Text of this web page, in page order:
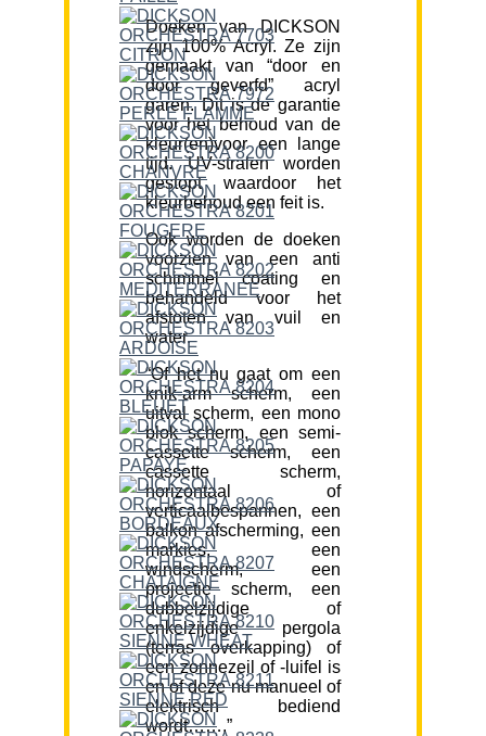
Doeken van DICKSON
zijn 100% Acryl. Ze zijn
gemaakt van “door en
door geverfd” acryl
garen. Dit is de garantie
voor het behoud van de
kleur(en)voor een lange
tijd. UV-stralen worden
gestopt waardoor het
kleurbehoud een feit is.
Ook worden de doeken
voorzien van een anti
schimmel coating en
behandeld voor het
afstoten van vuil en
water.
“Of het nu gaat om een
knik-arm scherm, een
uitval scherm, een mono
blok scherm, een semi-
cassette scherm, een
cassette scherm,
horizontaal of
verticaalbespannen, een
balkon afscherming, een
markies, een
windscherm, een
projectie scherm, een
dubbelzijdige of
enkelzijdige pergola
(terras overkapping) of
een zonnezeil of -luifel is
en of deze nu manueel of
elektrisch bediend
wordt…….”